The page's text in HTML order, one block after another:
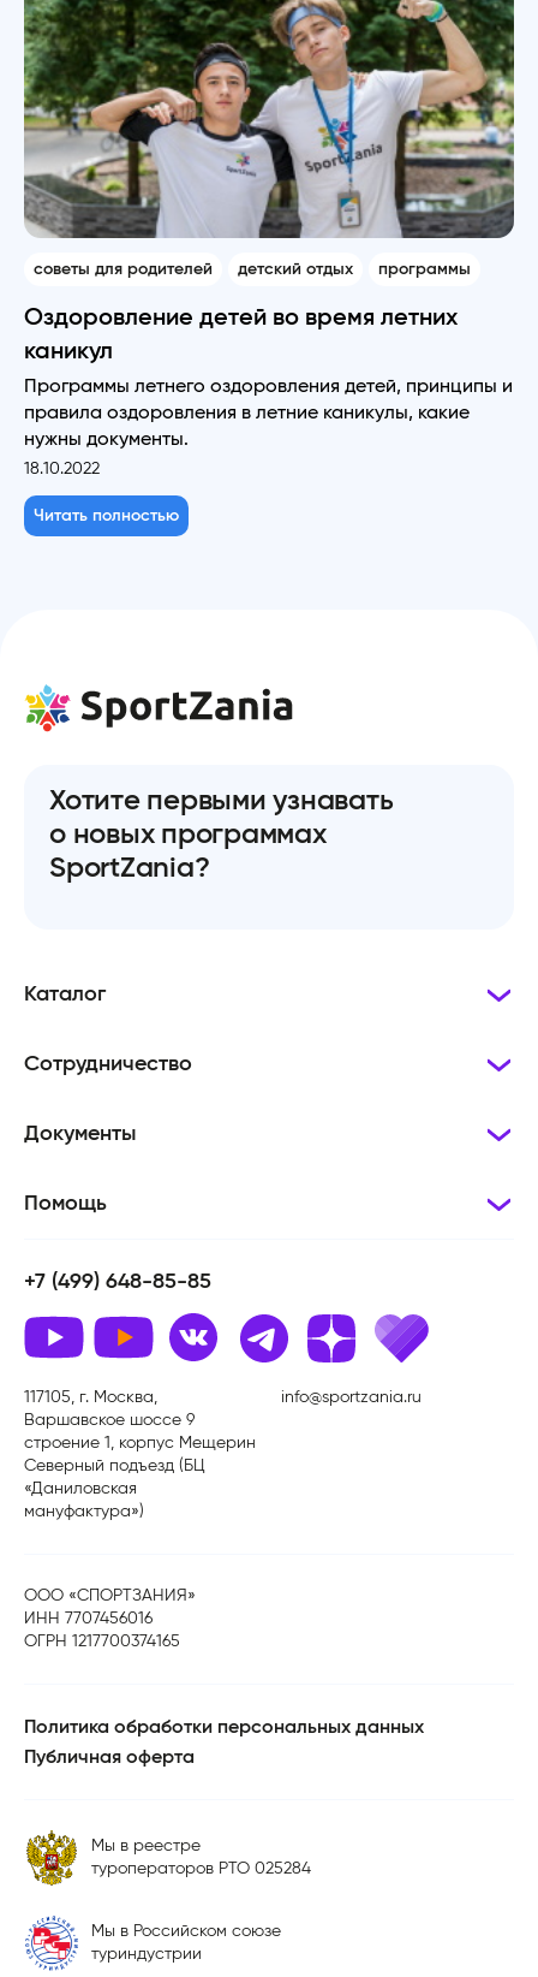
советы для родителей детский отдых программы
Оздоровление детей во время летних
каникул
Программы летнего оздоровления детей, принципы и
правила оздоровления в летние каникулы, какие
нужны документы.
18.10.2022
Читать полностью
Хотите первыми узнавать
о новых программах
SportZania?
Каталог
Сотрудничество
Документы
Помощь
+7 (499) 648-85-85
117105, г. Москва,
Варшавское шоссе 9
строение 1, корпус Мещерин
Северный подъезд (БЦ
«Даниловская
мануфактура»)
info@sportzania.ru
ООО «СПОРТЗАНИЯ»
ИНН 7707456016
ОГРН 1217700374165
Политика обработки персональных данных
Публичная оферта
Мы в реестре
туроператоров РТО 025284
Мы в Российском союзе
туриндустрии